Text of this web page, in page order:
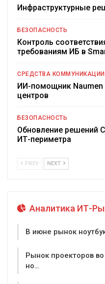
Инфраструктурные
БЕЗОПАСНОСТЬ
Контроль
требованиям ИБ в
СРЕДСТВА КОММУНИКАЦИИ
ИИ-помощник Naumen
центров
БЕЗОПАСНОСТЬ
Обновление решений
ИТ-периметра
PREV NEXT
Аналитика ИТ-
В июне рынок
Рынок проекторов
но…